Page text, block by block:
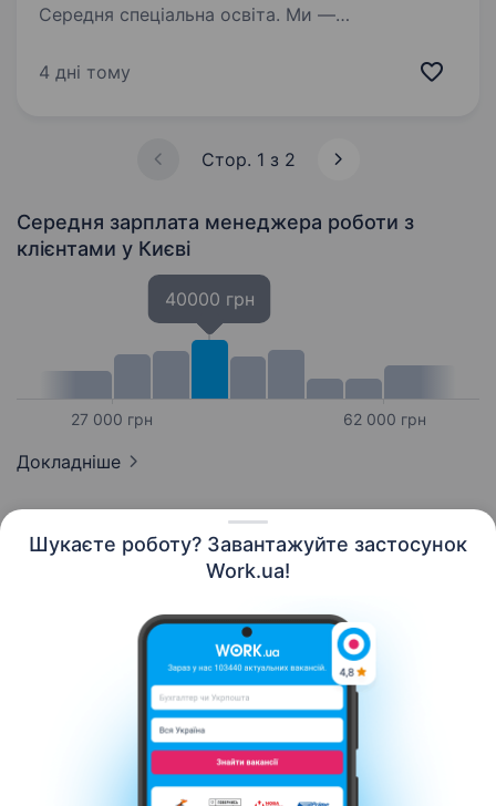
Шукаєте роботу? Завантажуйте застосунок
Work.ua!
Середня спеціальна освіта. Ми —
забезпечує мобільний і фіксований зв’язок,
тримати країну на зв’язку, інвестуючи…
4 дні тому
Стор. 1 з 2
Середня зарплата менеджера роботи з
клієнтами у Києві
27 000 грн
40000 грн
62 000 грн
Докладніше
Контакти Про нас
Кар’єра